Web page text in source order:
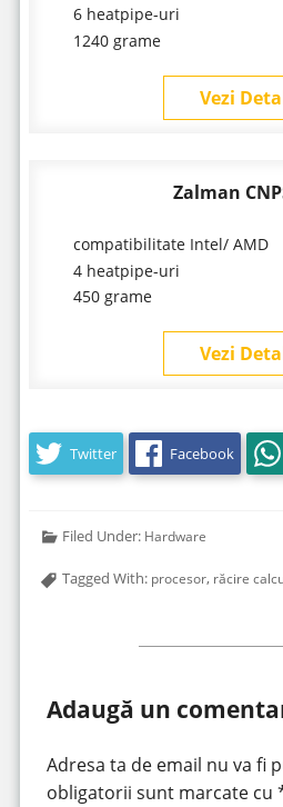
6 heatpipe-uri
1240 grame
Vezi
Zalman
compatibilitate Intel/ AMD
4 heatpipe-uri
450 grame
Vezi
Twitter Facebook
Filed Under: Hardware
Tagged With: procesor, răcire
Adaugă un
Adresa ta de email nu va fi
obligatorii sunt marcate cu